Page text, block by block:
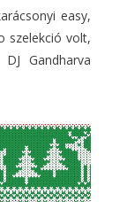
easy,
szelekció volt,
Gandharva